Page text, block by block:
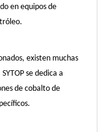
en equipos de
existen muchas
se dedica a
de cobalto de